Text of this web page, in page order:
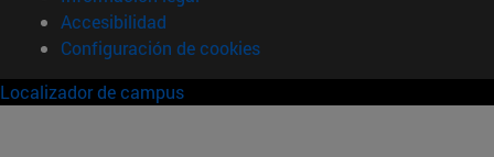
Accesibilidad
Configuración de cookies
Localizador de campus